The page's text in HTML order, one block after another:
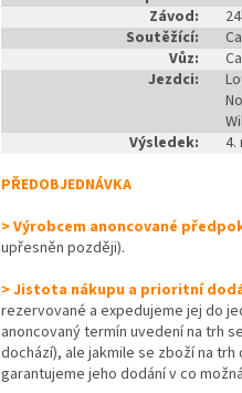
Závod:
Soutěžící:
Vůz:
Jezdci:
Výsledek:
4.
PŘEDOBJEDNÁVKA
> Výrobcem anoncované
upřesněn později).
> Jistota nákupu a prioritní
rezervované a expedujeme jej do
anoncovaný termín uvedení na trh
dochází), ale jakmile se zboží na
garantujeme jeho dodání v co